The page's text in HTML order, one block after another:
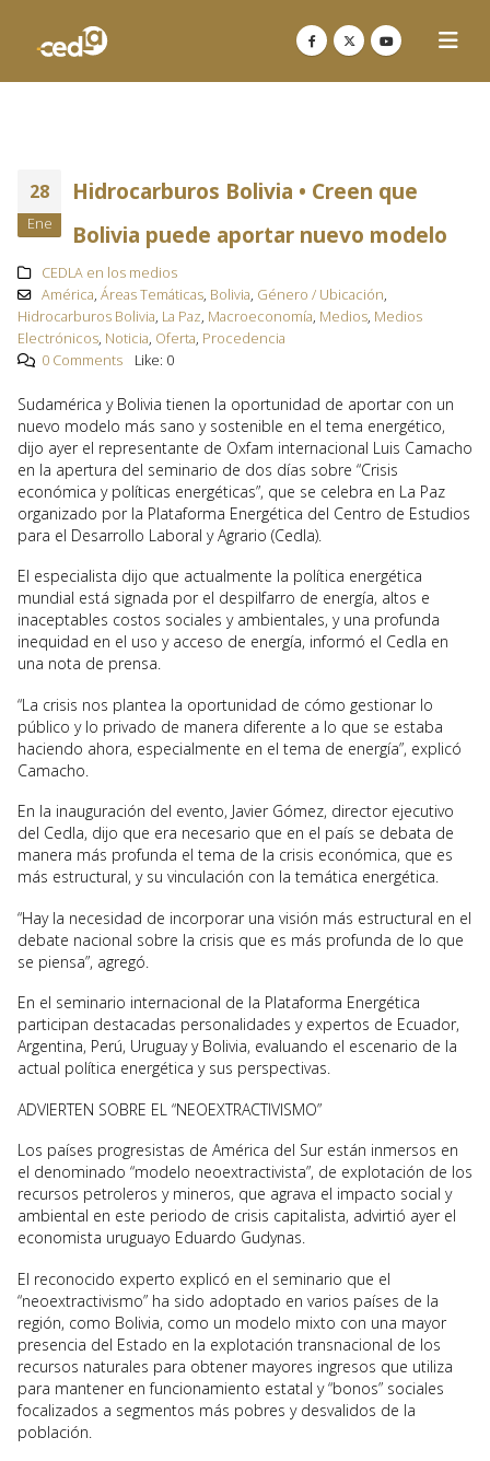
28
Ene
Hidrocarburos Bolivia • Creen que
Bolivia puede aportar nuevo modelo
CEDLA en los medios
América, Áreas Temáticas, Bolivia, Género / Ubicación,
Hidrocarburos Bolivia, La Paz, Macroeconomía, Medios, Medios
Electrónicos, Noticia, Oferta, Procedencia
0 Comments
Like: 0
Sudamérica y Bolivia tienen la oportunidad de aportar con un
nuevo modelo más sano y sostenible en el tema energético,
dijo ayer el representante de Oxfam internacional Luis Camacho
en la apertura del seminario de dos días sobre “Crisis
económica y políticas energéticas”, que se celebra en La Paz
organizado por la Plataforma Energética del Centro de Estudios
para el Desarrollo Laboral y Agrario (Cedla).
El especialista dijo que actualmente la política energética
mundial está signada por el despilfarro de energía, altos e
inaceptables costos sociales y ambientales, y una profunda
inequidad en el uso y acceso de energía, informó el Cedla en
una nota de prensa.
“La crisis nos plantea la oportunidad de cómo gestionar lo
público y lo privado de manera diferente a lo que se estaba
haciendo ahora, especialmente en el tema de energía”, explicó
Camacho.
En la inauguración del evento, Javier Gómez, director ejecutivo
del Cedla, dijo que era necesario que en el país se debata de
manera más profunda el tema de la crisis económica, que es
más estructural, y su vinculación con la temática energética.
“Hay la necesidad de incorporar una visión más estructural en el
debate nacional sobre la crisis que es más profunda de lo que
se piensa”, agregó.
En el seminario internacional de la Plataforma Energética
participan destacadas personalidades y expertos de Ecuador,
Argentina, Perú, Uruguay y Bolivia, evaluando el escenario de la
actual política energética y sus perspectivas.
ADVIERTEN SOBRE EL “NEOEXTRACTIVISMO”
Los países progresistas de América del Sur están inmersos en
el denominado “modelo neoextractivista”, de explotación de los
recursos petroleros y mineros, que agrava el impacto social y
ambiental en este periodo de crisis capitalista, advirtió ayer el
economista uruguayo Eduardo Gudynas.
El reconocido experto explicó en el seminario que el
“neoextractivismo” ha sido adoptado en varios países de la
región, como Bolivia, como un modelo mixto con una mayor
presencia del Estado en la explotación transnacional de los
recursos naturales para obtener mayores ingresos que utiliza
para mantener en funcionamiento estatal y “bonos” sociales
focalizados a segmentos más pobres y desvalidos de la
población.